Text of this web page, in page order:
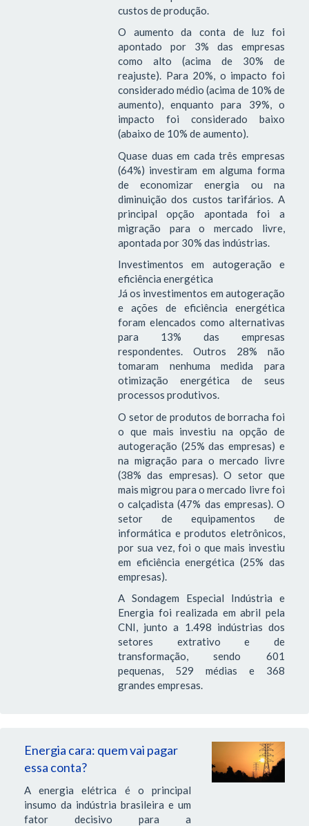
custos de produção.
O aumento da conta de luz foi
apontado por 3% das empresas
como alto (acima de 30% de
reajuste). Para 20%, o impacto foi
considerado médio (acima de 10% de
aumento), enquanto para 39%, o
impacto foi considerado baixo
(abaixo de 10% de aumento).
Quase duas em cada três empresas
(64%) investiram em alguma forma
de economizar energia ou na
diminuição dos custos tarifários. A
principal opção apontada foi a
migração para o mercado livre,
apontada por 30% das indústrias.
Investimentos em autogeração e
eficiência energética
Já os investimentos em autogeração
e ações de eficiência energética
foram elencados como alternativas
para 13% das empresas
respondentes. Outros 28% não
tomaram nenhuma medida para
otimização energética de seus
processos produtivos.
O setor de produtos de borracha foi
o que mais investiu na opção de
autogeração (25% das empresas) e
na migração para o mercado livre
(38% das empresas). O setor que
mais migrou para o mercado livre foi
o calçadista (47% das empresas). O
setor de equipamentos de
informática e produtos eletrônicos,
por sua vez, foi o que mais investiu
em eficiência energética (25% das
empresas).
A Sondagem Especial Indústria e
Energia foi realizada em abril pela
CNI, junto a 1.498 indústrias dos
setores extrativo e de
transformação, sendo 601
pequenas, 529 médias e 368
grandes empresas.
Energia cara: quem vai pagar
essa conta?
A energia elétrica é o principal
insumo da indústria brasileira e um
fator decisivo para a